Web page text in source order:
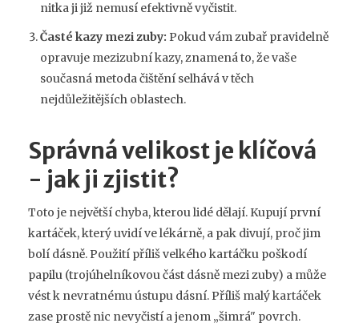
nitka ji již nemusí efektivně vyčistit.
Časté kazy mezi zuby: Pokud vám zubař pravidelně
opravuje mezizubní kazy, znamená to, že vaše
současná metoda čištění selhává v těch
nejdůležitějších oblastech.
Správná velikost je klíčová
- jak ji zjistit?
Toto je největší chyba, kterou lidé dělají. Kupují první
kartáček, který uvidí ve lékárně, a pak divují, proč jim
bolí dásně. Použití příliš velkého kartáčku poškodí
papilu (trojúhelníkovou část dásně mezi zuby) a může
vést k nevratnému ústupu dásní. Příliš malý kartáček
zase prostě nic nevyčistí a jenom „šimrá" povrch.